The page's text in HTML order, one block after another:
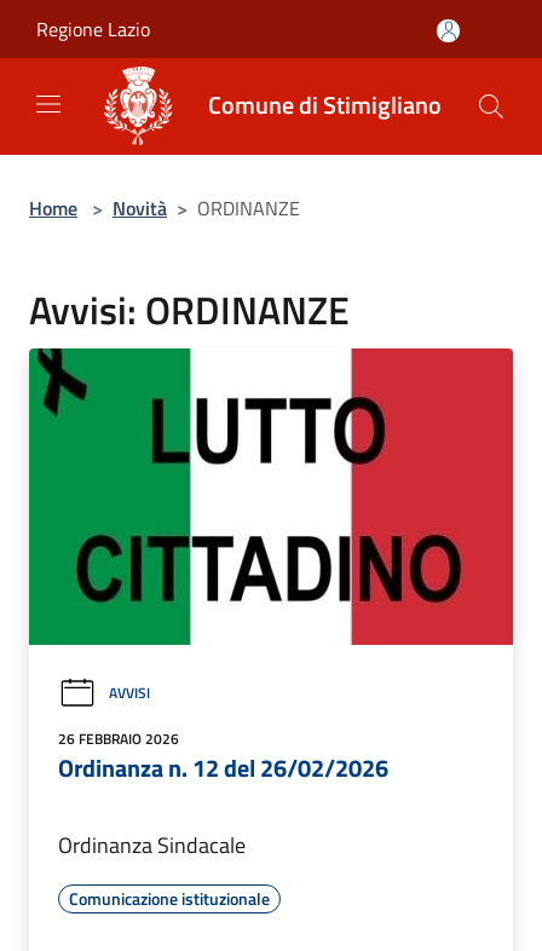
Regione Lazio
Comune di Stimigliano
Home > Novità > ORDINANZE
Avvisi: ORDINANZE
AVVISI
26 FEBBRAIO 2026
Ordinanza n. 12 del 26/02/2026
Ordinanza Sindacale
Comunicazione istituzionale